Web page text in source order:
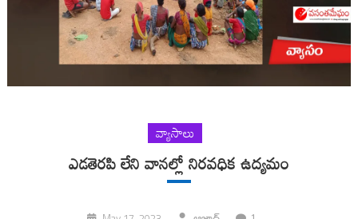
వ్యాసాలు
ఎడతెరపి లేని వానల్లో నిరవధిక ఉద్యమం